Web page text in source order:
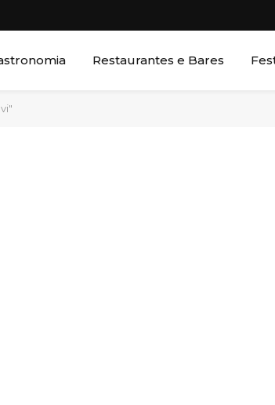
Restaurantes e Bares